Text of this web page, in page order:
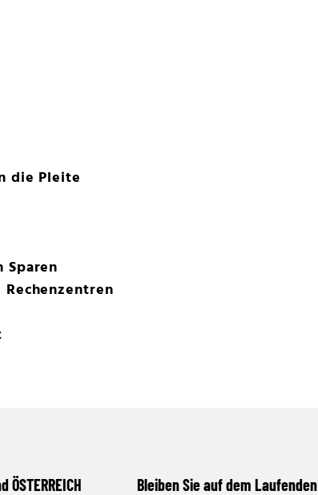
die Pleite
Bleiben Sie auf dem Laufenden